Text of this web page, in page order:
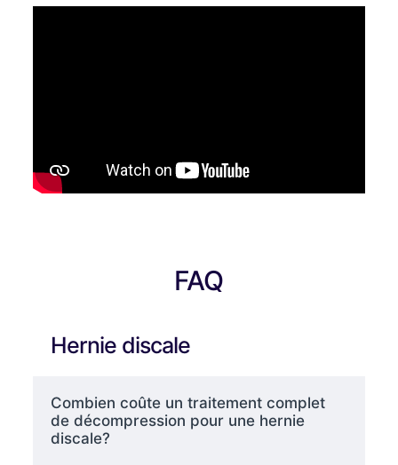
FAQ
Hernie discale
Combien coûte un traitement complet
de décompression pour une hernie
discale?